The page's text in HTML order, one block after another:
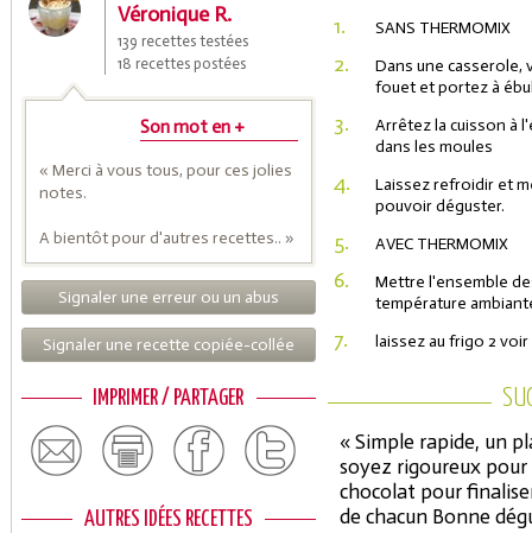
Véronique R.
139 recettes testées
18 recettes postées
Son mot en +
« Merci à vous tous, pour ces jolies
notes.
A bientôt pour d'autres recettes.. »
Signaler une erreur ou un abus
Signaler une recette copiée-collée
IMPRIMER / PARTAGER
AUTRES IDÉES RECETTES
1. SANS THERMOMIX
2.
Dans une casserole,
fouet et portez à
3.
Arrêtez la cuisson à
dans les moules
4.
Laissez refroidir et
pouvoir déguster.
5. AVEC THERMOMIX
6.
Mettre l'ensemble
température
7. laissez au frigo 2
« Simple rapide, un
soyez rigoureux pour
chocolat pour
de chacun Bonne
Saveurs de l'Année